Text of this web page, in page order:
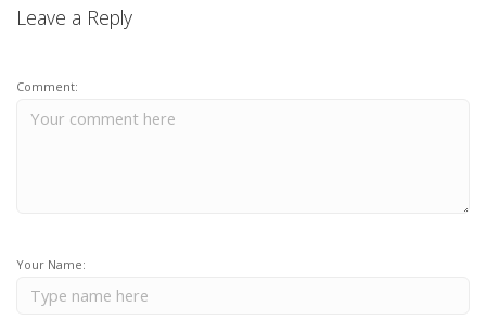
Leave a Reply
Comment:
Your Name: